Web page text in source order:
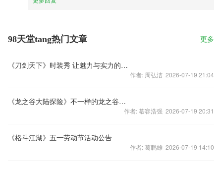
98天堂tang热门文章 更多
《刀剑天下》时装秀 让魅力与实力的共存
作者: 周弘洁 2026-07-19 21:04
《龙之谷大陆探险》不一样的龙之谷冒险
作者: 慕容浩强 2026-07-19 20:31
《格斗江湖》五一劳动节活动公告
作者: 葛鹏雄 2026-07-19 14:10